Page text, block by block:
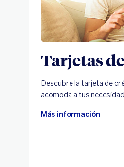
Tarjetas
Descubre la tarjeta de
acomoda a tus
Más información